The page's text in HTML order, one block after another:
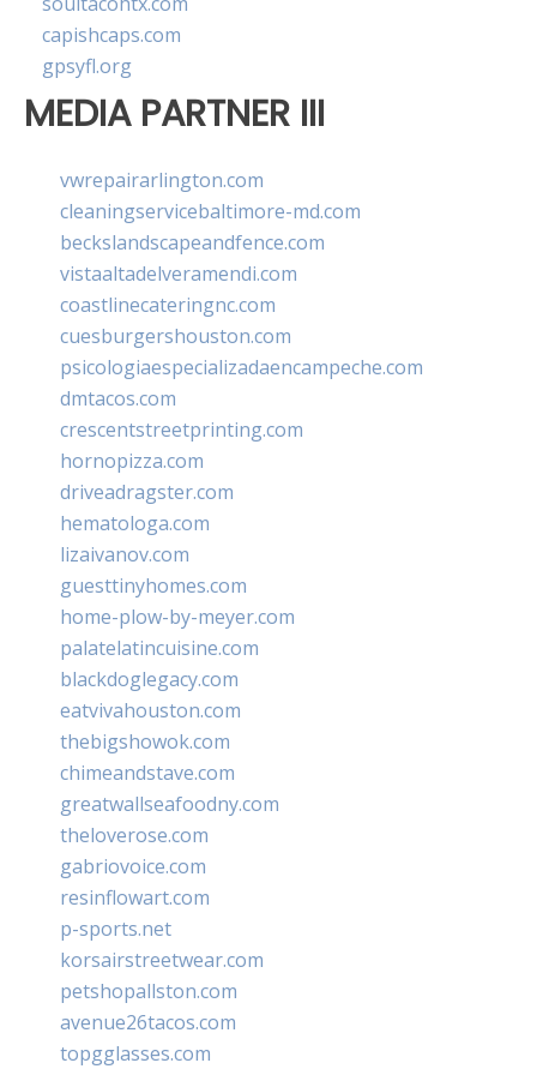
capishcaps.com
gpsyfl.org
MEDIA PARTNER III
vwrepairarlington.com
cleaningservicebaltimore-md.com
beckslandscapeandfence.com
vistaaltadelveramendi.com
coastlinecateringnc.com
cuesburgershouston.com
psicologiaespecializadaencampeche.com
dmtacos.com
crescentstreetprinting.com
hornopizza.com
driveadragster.com
hematologa.com
lizaivanov.com
guesttinyhomes.com
home-plow-by-meyer.com
palatelatincuisine.com
blackdoglegacy.com
eatvivahouston.com
thebigshowok.com
chimeandstave.com
greatwallseafoodny.com
theloverose.com
gabriovoice.com
resinflowart.com
p-sports.net
korsairstreetwear.com
petshopallston.com
avenue26tacos.com
topgglasses.com